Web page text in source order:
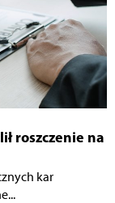
roszczenie na
kar